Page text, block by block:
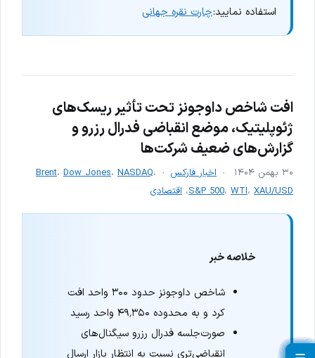
استفاده نمایید:چارت نقره جهانی
افت شاخص داوجونز تحت تأثیر ریسک‌های
ژئوپلیتیک، موضع انقباضی فدرال رزرو و
گزارش‌های ضعیف شرکت‌ها
۳۰ بهمن ۱۴۰۴ اخبار فارکس Brent، Dow Jones، NASDAQ،
S&P 500، WTI، XAU/USD ، اقتصادی
خلاصه خبر
شاخص داوجونز حدود ۳۰۰ واحد افت
کرد و به محدوده ۴۹٬۳۵۰ واحد رسید
صورت‌جلسه فدرال رزرو سیگنال‌های
انقباضی‌تری نسبت به انتظار بازار ارسال